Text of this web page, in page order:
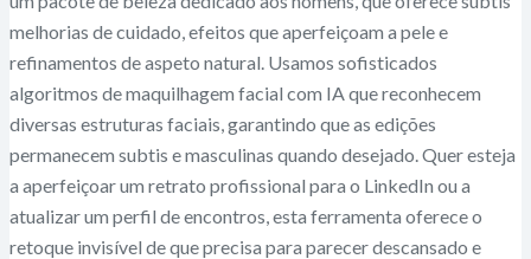
melhorias de cuidado, efeitos que aperfeiçoam a pele e
refinamentos de aspeto natural. Usamos sofisticados
algoritmos de maquilhagem facial com IA que reconhecem
diversas estruturas faciais, garantindo que as edições
permanecem subtis e masculinas quando desejado. Quer esteja
a aperfeiçoar um retrato profissional para o LinkedIn ou a
atualizar um perfil de encontros, esta ferramenta oferece o
retoque invisível de que precisa para parecer descansado e